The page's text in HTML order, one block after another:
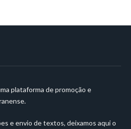
plataforma de promoção e
e envio de textos, deixamos aqui o